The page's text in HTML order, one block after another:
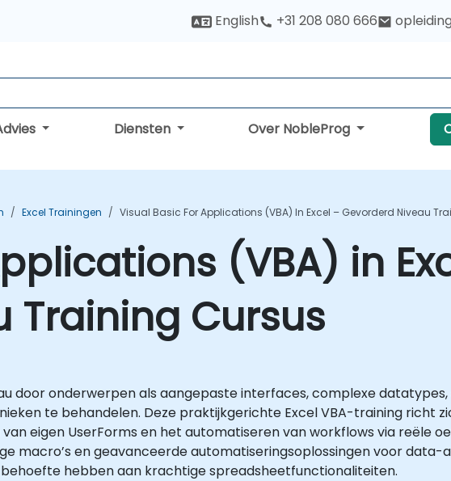
English +31 208 080 666
Diensten Over NobleProg
Excel Trainingen Visual Basic For Applications (VBA) In Excel – Gevorderd Niveau
(VBA) in
Training Cursus
door onderwerpen als aangepaste interfaces, complexe
te behandelen. Deze praktijkgerichte Excel VBA-training richt
eigen UserForms en het automatiseren van workflows via reële
macro’s en geavanceerde automatiseringsoplossingen voor data-
hebben aan krachtige spreadsheetfunctionaliteiten.